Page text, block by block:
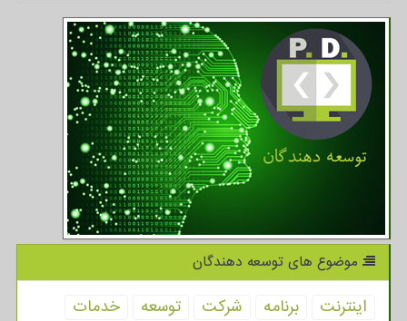
موضوع های توسعه دهندگان
اینترنت برنامه شركت توسعه
خدمات